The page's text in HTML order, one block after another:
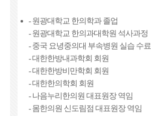
- 원광대학교 한의학과 졸업
- 원광대학교 한의과대학원 석사과정
- 중국 요녕중의대 부속병원 실습 수료
- 대한한방내과학회 회원
- 대한한방비만학회 회원
- 대한한의학회 회원
- 나음누리한의원 대표원장 역임
- 몸한의원 신도림점 대표원장 역임